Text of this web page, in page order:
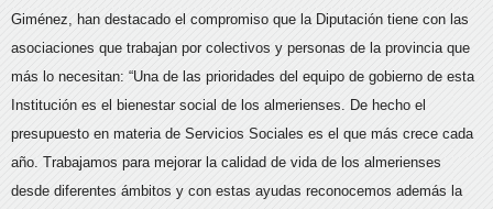
Giménez, han destacado el compromiso que la Diputación tiene con las
asociaciones que trabajan por colectivos y personas de la provincia que
más lo necesitan: “Una de las prioridades del equipo de gobierno de esta
Institución es el bienestar social de los almerienses. De hecho el
presupuesto en materia de Servicios Sociales es el que más crece cada
año. Trabajamos para mejorar la calidad de vida de los almerienses
desde diferentes ámbitos y con estas ayudas reconocemos además la